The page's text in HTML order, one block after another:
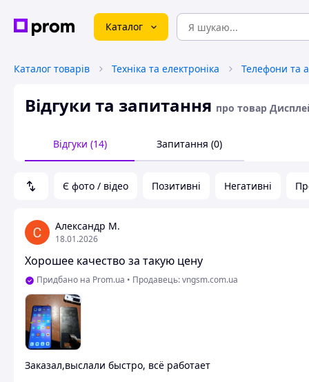
Каталог
Каталог товарів Техніка та електроніка Телефони та
Відгуки та запитання про товар
Відгуки (14) Запитання (0)
Є фото / відео Позитивні Негативні
Александр М.
18.01.2026
Хорошее качество за такую цену
Придбано на Prom.ua • Продавець: vngsm.com.ua
Заказал,выслали быстро, всё работает